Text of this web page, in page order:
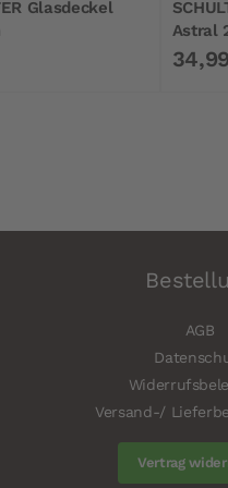
Glasdeckel
Astral
AGB
Versand-/
Vertrag